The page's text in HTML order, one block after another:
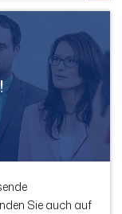
Sie auch auf